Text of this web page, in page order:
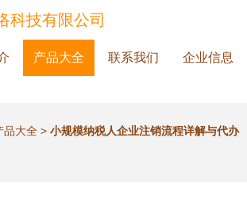
科技有限公司
产品大全 联系我们 企业信息
品大全 > 小规模纳税人企业注销流程详解与代办